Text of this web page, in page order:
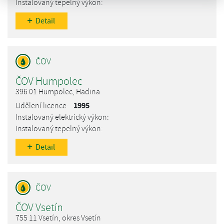
Detail
ČOV Humpolec
396 01 Humpolec, Hadina
1995
Detail
ČOV Vsetín
755 11 Vsetín, okres Vsetín